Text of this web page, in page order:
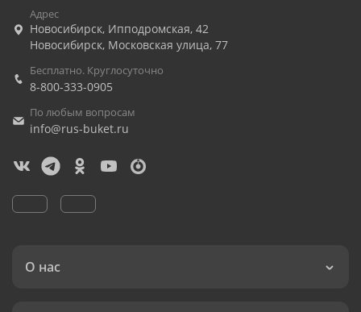
Адрес
Новосибирск, Ипподромская, 42
Новосибирск, Московская улица, 77
Бесплатно. Круглосуточно
8-800-333-0905
По любым вопросам
info@rus-buket.ru
О нас